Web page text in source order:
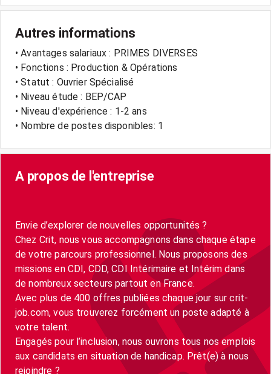
Autres informations
• Avantages salariaux : PRIMES DIVERSES
• Fonctions : Production & Opérations
• Statut : Ouvrier Spécialisé
• Niveau étude : BEP/CAP
• Niveau d'expérience : 1-2 ans
• Nombre de postes disponibles: 1
A propos de l'entreprise
Envie d’explorer de nouvelles opportunités ?
Chez Crit, nous vous accompagnons dans chaque étape
de votre parcours professionnel. Nous proposons des
missions en CDI, CDD, CDI Intérimaire et Intérim dans
de nombreux secteurs partout en France.
Avec plus de 400 offres publiées chaque jour sur crit-
job.com, vous trouverez forcément un poste adapté à
votre talent.
Engagés pour l’inclusion, nous ouvrons tous nos emplois
aux candidats en situation de handicap. Prêt(e) à nous